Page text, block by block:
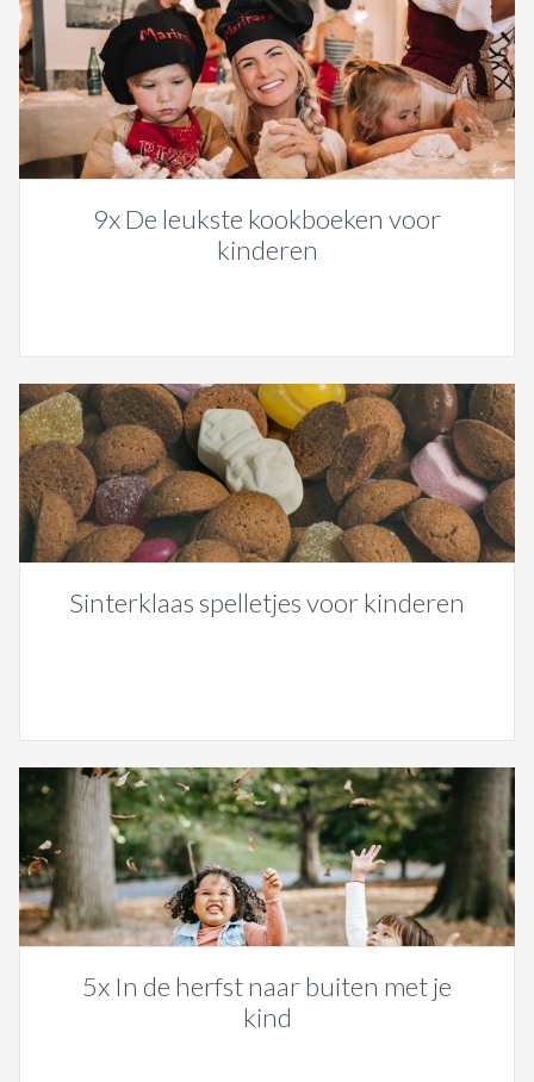
9x De leukste kookboeken voor
kinderen
Sinterklaas spelletjes voor kinderen
5x In de herfst naar buiten met je
kind